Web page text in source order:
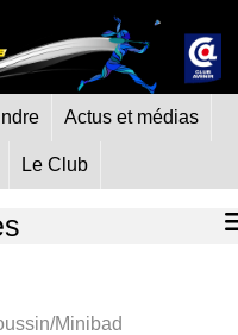
Actus et médias
Le Club
Minibad